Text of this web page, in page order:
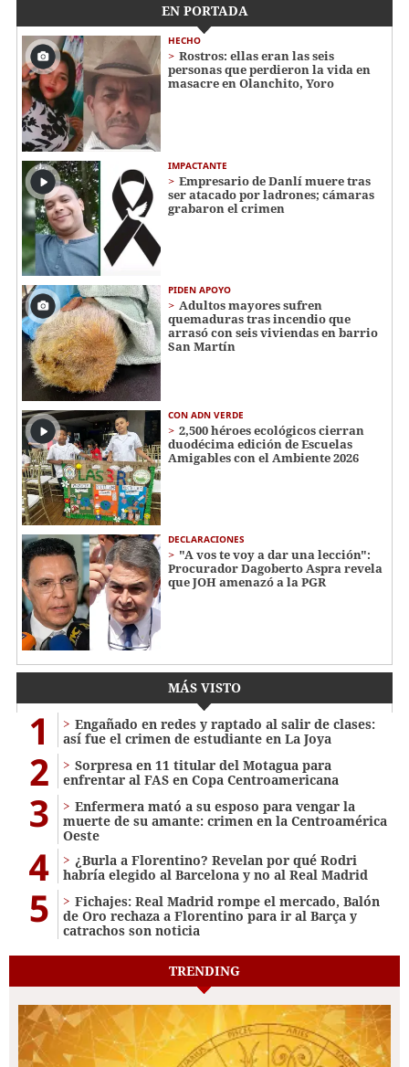
EN PORTADA
HECHO
Rostros: ellas eran las seis
personas que perdieron la vida en
masacre en Olanchito, Yoro
IMPACTANTE
Empresario de Danlí muere tras
ser atacado por ladrones; cámaras
grabaron el crimen
PIDEN APOYO
Adultos mayores sufren
quemaduras tras incendio que
arrasó con seis viviendas en barrio
San Martín
CON ADN VERDE
2,500 héroes ecológicos cierran
duodécima edición de Escuelas
Amigables con el Ambiente 2026
DECLARACIONES
"A vos te voy a dar una lección":
Procurador Dagoberto Aspra revela
que JOH amenazó a la PGR
MÁS VISTO
1
Engañado en redes y raptado al salir de clases:
así fue el crimen de estudiante en La Joya
2
Sorpresa en 11 titular del Motagua para
enfrentar al FAS en Copa Centroamericana
3
Enfermera mató a su esposo para vengar la
muerte de su amante: crimen en la Centroamérica
Oeste
4
¿Burla a Florentino? Revelan por qué Rodri
habría elegido al Barcelona y no al Real Madrid
5
Fichajes: Real Madrid rompe el mercado, Balón
de Oro rechaza a Florentino para ir al Barça y
catrachos son noticia
TRENDING